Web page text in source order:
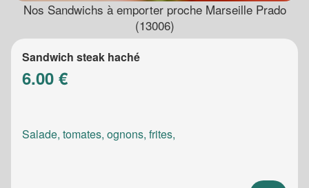
Nos Sandwichs à emporter proche Marseille Prado
(13006)
Sandwich steak haché
6.00 €
Salade, tomates, ognons, frites,